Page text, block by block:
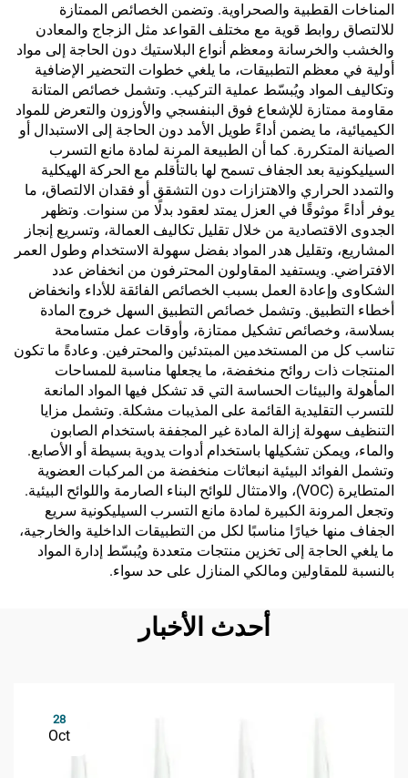
المناخات القطبية والصحراوية. وتضمن الخصائص الممتازة
للالتصاق روابط قوية مع مختلف القواعد مثل الزجاج والمعادن
والخشب والخرسانة ومعظم أنواع البلاستيك دون الحاجة إلى مواد
أولية في معظم التطبيقات، ما يلغي خطوات التحضير الإضافية
وتكاليف المواد ويُبسّط عملية التركيب. وتشمل خصائص المتانة
مقاومة ممتازة للإشعاع فوق البنفسجي والأوزون والتعرض للمواد
الكيميائية، ما يضمن أداءً طويل الأمد دون الحاجة إلى الاستبدال أو
الصيانة المتكررة. كما أن الطبيعة المرنة لمادة مانع التسرب
السيليكونية بعد الجفاف تسمح لها بالتأقلم مع الحركة الهيكلية
والتمدد الحراري والاهتزازات دون التشقق أو فقدان الالتصاق، ما
يوفر أداءً موثوقًا في العزل يمتد لعقود بدلًا من سنوات. وتظهر
الجدوى الاقتصادية من خلال تقليل تكاليف العمالة، وتسريع إنجاز
المشاريع، وتقليل هدر المواد بفضل سهولة الاستخدام وطول العمر
الافتراضي. ويستفيد المقاولون المحترفون من انخفاض عدد
الشكاوى وإعادة العمل بسبب الخصائص الفائقة للأداء وانخفاض
أخطاء التطبيق. وتشمل خصائص التطبيق السهل خروج المادة
بسلاسة، وخصائص تشكيل ممتازة، وأوقات عمل متسامحة
تناسب كل من المستخدمين المبتدئين والمحترفين. وعادةً ما تكون
المنتجات ذات روائح منخفضة، ما يجعلها مناسبة للمساحات
المأهولة والبيئات الحساسة التي قد تشكل فيها المواد المانعة
للتسرب التقليدية القائمة على المذيبات مشكلة. وتشمل مزايا
التنظيف سهولة إزالة المادة غير المجففة باستخدام الصابون
والماء، ويمكن تشكيلها باستخدام أدوات يدوية بسيطة أو الأصابع.
وتشمل الفوائد البيئية انبعاثات منخفضة من المركبات العضوية
المتطايرة (VOC)، والامتثال للوائح البناء الصارمة واللوائح البيئية.
وتجعل المرونة الكبيرة لمادة مانع التسرب السيليكونية سريع
الجفاف منها خيارًا مناسبًا لكل من التطبيقات الداخلية والخارجية،
ما يلغي الحاجة إلى تخزين منتجات متعددة ويُبسّط إدارة المواد
بالنسبة للمقاولين ومالكي المنازل على حد سواء.
أحدث الأخبار
28
Oct